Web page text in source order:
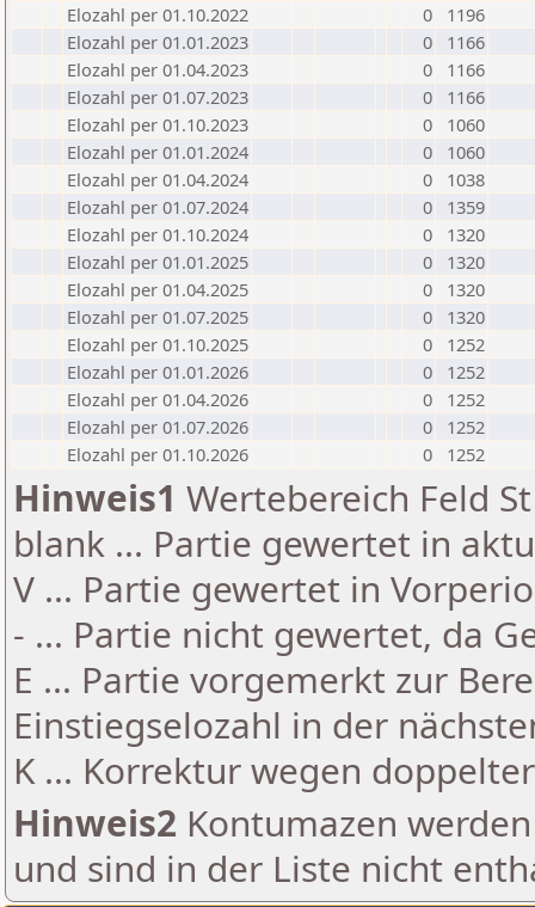
Elozahl per 01.10.2022
0
1196
Elozahl per 01.01.2023
0
1166
Elozahl per 01.04.2023
0
1166
Elozahl per 01.07.2023
0
1166
Elozahl per 01.10.2023
0
1060
Elozahl per 01.01.2024
0
1060
Elozahl per 01.04.2024
0
1038
Elozahl per 01.07.2024
0
1359
Elozahl per 01.10.2024
0
1320
Elozahl per 01.01.2025
0
1320
Elozahl per 01.04.2025
0
1320
Elozahl per 01.07.2025
0
1320
Elozahl per 01.10.2025
0
1252
Elozahl per 01.01.2026
0
1252
Elozahl per 01.04.2026
0
1252
Elozahl per 01.07.2026
0
1252
Elozahl per 01.10.2026
0 1252
Hinweis1 Wertebereich Feld
blank ... Partie gewertet in
V ... Partie gewertet in
- ... Partie nicht gewertet, da
E ... Partie vorgemerkt zur
Einstiegselozahl in der
K ... Korrektur wegen
Hinweis2 Kontumazen
und sind in der Liste nicht